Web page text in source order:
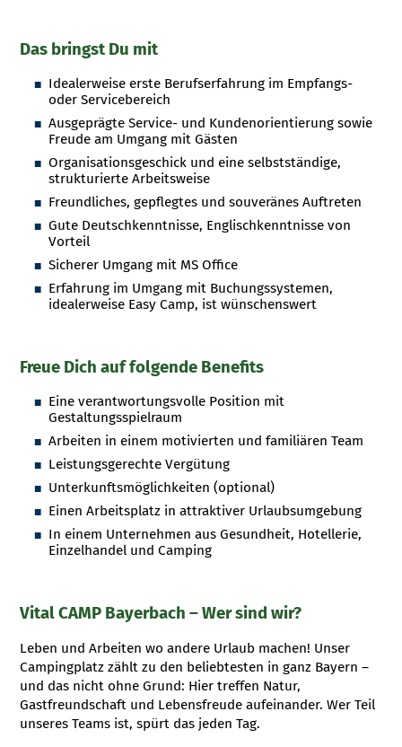
Das bringst Du mit
Idealerweise erste Berufserfahrung im Empfangs-
oder Servicebereich
Ausgeprägte Service- und Kundenorientierung sowie
Freude am Umgang mit Gästen
Organisationsgeschick und eine selbstständige,
strukturierte Arbeitsweise
Freundliches, gepflegtes und souveränes Auftreten
Gute Deutschkenntnisse, Englischkenntnisse von
Vorteil
Sicherer Umgang mit MS Office
Erfahrung im Umgang mit Buchungssystemen,
idealerweise Easy Camp, ist wünschenswert
Freue Dich auf folgende Benefits
Eine verantwortungsvolle Position mit
Gestaltungsspielraum
Arbeiten in einem motivierten und familiären Team
Leistungsgerechte Vergütung
Unterkunftsmöglichkeiten (optional)
Einen Arbeitsplatz in attraktiver Urlaubsumgebung
In einem Unternehmen aus Gesundheit, Hotellerie,
Einzelhandel und Camping
Vital CAMP Bayerbach – Wer sind wir?
Leben und Arbeiten wo andere Urlaub machen! Unser
Campingplatz zählt zu den beliebtesten in ganz Bayern –
und das nicht ohne Grund: Hier treffen Natur,
Gastfreundschaft und Lebensfreude aufeinander. Wer Teil
unseres Teams ist, spürt das jeden Tag.